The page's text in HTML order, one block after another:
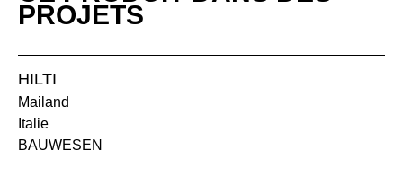
NA noyer anthracite
PROJETS
HILTI
Mailand
Italie
BAUWESEN